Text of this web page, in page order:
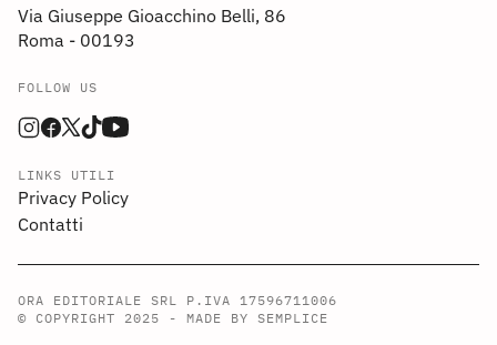
Via Giuseppe Gioacchino Belli, 86
Roma - 00193
FOLLOW US
LINKS UTILI
Privacy Policy
Contatti
ORA EDITORIALE SRL P.IVA 17596711006
© COPYRIGHT 2025 - MADE BY SEMPLICE